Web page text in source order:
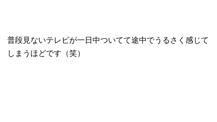
普段見ないテレビが一日中ついてて途中でうるさく感じて
しまうほどです（笑）